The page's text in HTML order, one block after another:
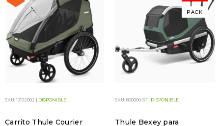
SKU: 10102002 | DISPONIBLE
Carrito Thule Courier
SKU: 800000-ST | DISPONIBLE
Thule Bexey para
PACK